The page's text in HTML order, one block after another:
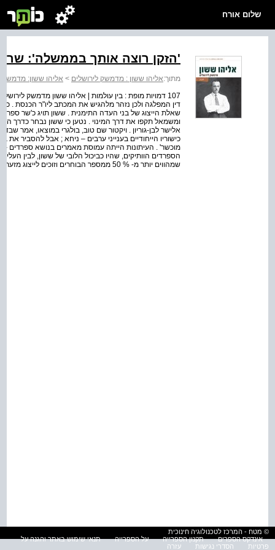
שלום אורח
'הזקן רוצה אותך בממשלה': שר בממשלת
מתוך:אליהו ששון : מדמשק לירושלים > אליהו ששון: מדמשק
107 דמויות מופת : בין עולמות | אליהו ששון מדמשק
דין המפלגה ולכן נזהר מלהגיש את המכתב ליו"ר הכנסת .
שאלת הייצוג של בני העדה התימנית . ששון תויג כ'שר ספרדי',
ומשמאל תקפו את דרך המינוי . נטען כי ששון נבחר כדרך
אלישר לבן-גוריון . ויקטור שם טוב, בולגרי במוצאו, אמר
כישוריו הייחודיים בענייני ערבים – ניחא ; אבל להסביר את
מוכשר' . העיתונות הייתה עמוסת מאמרים בנושא ספרדים –
הספרדים הוותיקים, שהיו כביכול הלובי של ששון, לבין
שמהווים יותר מ- % 50 ממספר הבוחרים וזוכים לייצוג מזערי בלבד . ששון היה לשר הראשון מבני ...
© מטח - המרכז לטכנולוגיה חינוכית
אינדקס הספרים
תקנון הספרייה על הספרייה
תנאי שימוש באתר והגנה על
פרטיות
הסדרי נגישות עזרה